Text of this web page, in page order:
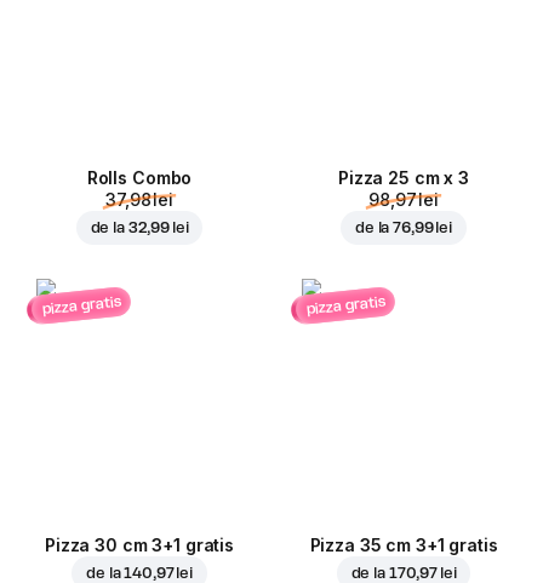
Rolls Combo
37,98 lei
de la 32,99 lei
Pizza 25 cm x 3
98,97 lei
de la76,99 lei
pizza gratis
Pizza 30 cm 3+1 gratis
de la140,97 lei
pizza gratis
Pizza 35 cm 3+1 gratis
de la 170,97 lei